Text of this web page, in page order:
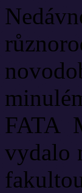
FATA
vydalo